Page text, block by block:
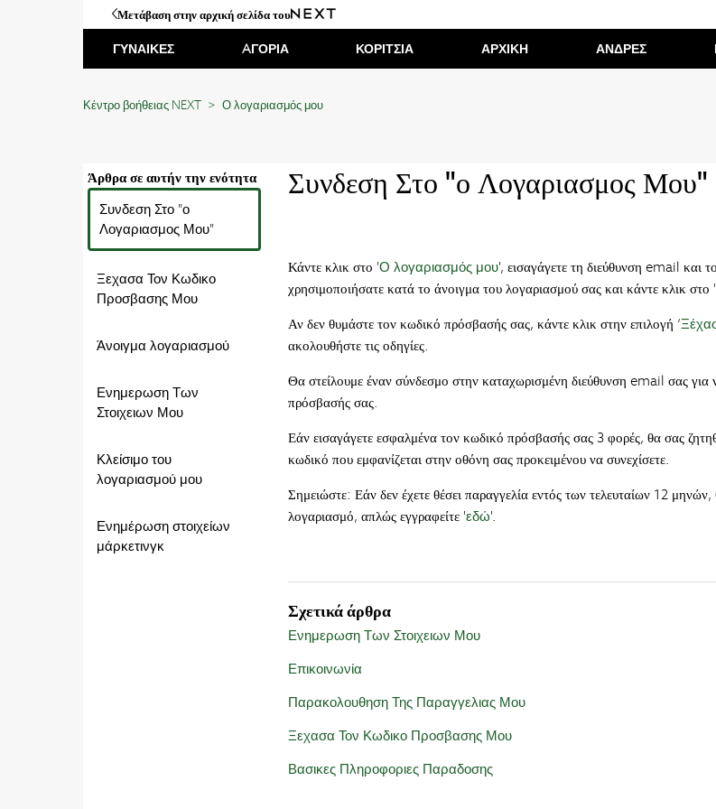
Μετάβαση στην αρχική σελίδα του
ΓΥΝΑΙΚΕΣ AΓΟΡΙΑ ΚΟΡΙΤΣΙΑ ΑΡΧΙΚΗ ΑΝΔΡΕΣ
Κέντρο βοήθειας NEXT Ο λογαριασμός μου
Άρθρα σε αυτήν την ενότητα
Συνδεση Στο "ο
Λογαριασμος Μου"
Ξεχασα Τον Κωδικο
Προσβασης Μου
Άνοιγμα λογαριασμού
Ενημερωση Των
Στοιχειων Μου
Κλείσιμο του
λογαριασμού μου
Ενημέρωση στοιχείων
μάρκετινγκ
Συνδεση Στο "ο Λογαριασμος Μου"
Κάντε κλικ στο 'Ο λογαριασμός μου', εισαγάγετε τη διεύθυνση email και
χρησιμοποιήσατε κατά το άνοιγμα του λογαριασμού σας και κάντε κλικ
Αν δεν θυμάστε τον κωδικό πρόσβασής σας, κάντε κλικ στην επιλογή ‘
ακολουθήστε τις οδηγίες.
Θα στείλουμε έναν σύνδεσμο στην καταχωρισμένη διεύθυνση email σας για
πρόσβασής σας.
Εάν εισαγάγετε εσφαλμένα τον κωδικό πρόσβασής σας 3 φορές, θα σας
κωδικό που εμφανίζεται στην οθόνη σας προκειμένου να συνεχίσετε.
Σημειώστε: Εάν δεν έχετε θέσει παραγγελία εντός των τελευταίων 12 μηνών,
λογαριασμό, απλώς εγγραφείτε 'εδώ'.
Σχετικά άρθρα
Ενημερωση Των Στοιχειων Μου
Επικοινωνία
Παρακολουθηση Της Παραγγελιας Μου
Ξεχασα Τον Κωδικο Προσβασης Μου
Βασικες Πληροφοριες Παραδοσης